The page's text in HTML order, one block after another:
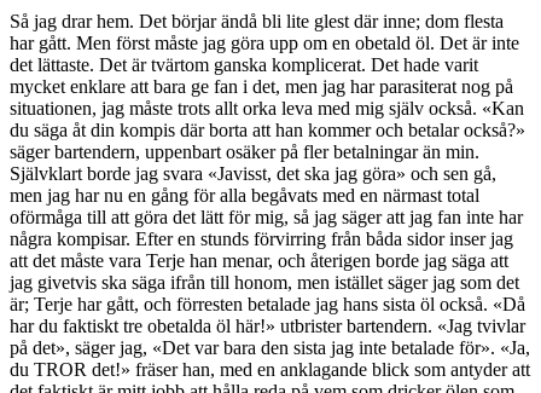
Så jag drar hem. Det börjar ändå bli lite glest där inne; dom flesta
har gått. Men först måste jag göra upp om en obetald öl. Det är inte
det lättaste. Det är tvärtom ganska komplicerat. Det hade varit
mycket enklare att bara ge fan i det, men jag har parasiterat nog på
situationen, jag måste trots allt orka leva med mig själv också. «Kan
du säga åt din kompis där borta att han kommer och betalar också?»
säger bartendern, uppenbart osäker på fler betalningar än min.
Självklart borde jag svara «Javisst, det ska jag göra» och sen gå,
men jag har nu en gång för alla begåvats med en närmast total
oförmåga till att göra det lätt för mig, så jag säger att jag fan inte har
några kompisar. Efter en stunds förvirring från båda sidor inser jag
att det måste vara Terje han menar, och återigen borde jag säga att
jag givetvis ska säga ifrån till honom, men istället säger jag som det
är; Terje har gått, och förresten betalade jag hans sista öl också. «Då
har du faktiskt tre obetalda öl här!» utbrister bartendern. «Jag tvivlar
på det», säger jag, «Det var bara den sista jag inte betalade för». «Ja,
du TROR det!» fräser han, med en anklagande blick som antyder att